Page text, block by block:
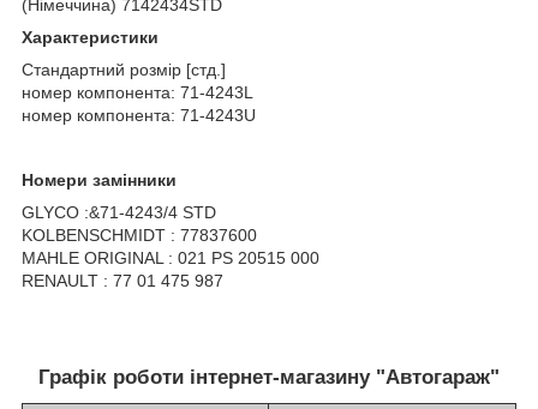
(Німеччина) 7142434STD
Характеристики
Стандартний розмір [стд.]
номер компонента: 71-4243L
номер компонента: 71-4243U
Номери замінники
GLYCO :&71-4243/4 STD
KOLBENSCHMIDT : 77837600
MAHLE ORIGINAL : 021 PS 20515 000
RENAULT : 77 01 475 987
Графік роботи інтернет-магазину "Автогараж"